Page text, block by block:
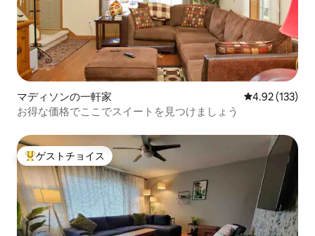
マディソンの一軒家 レビュー133
4.92 (133)
お得な価格でここでスイートを見つけましょう
大好評のゲストチョイスです。
ゲストチョイス